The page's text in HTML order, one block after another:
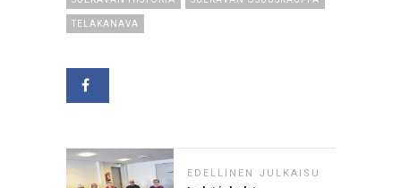
TELAKANAVA
EDELLINEN JULKAISU